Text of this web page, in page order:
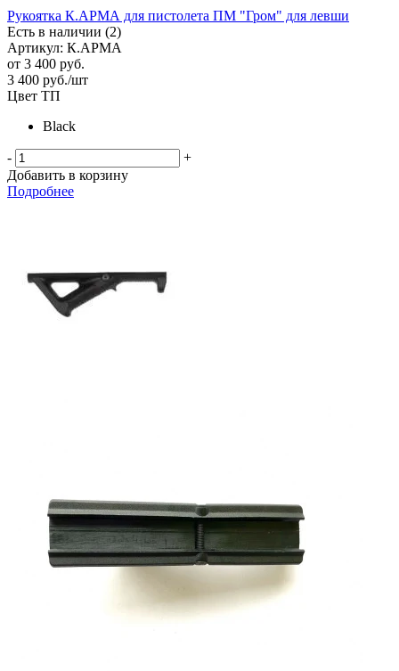
Рукоятка К.АРМА для пистолета ПМ "Гром" для левши
Есть в наличии (2)
Артикул: К.АРМА
от 3 400 руб.
3 400 руб./шт
Цвет ТП
Black
-
+
Добавить в корзину
Подробнее